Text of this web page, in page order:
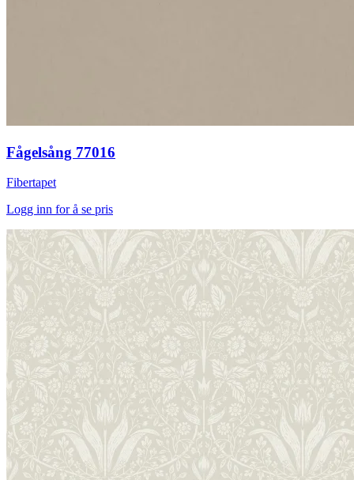
Fågelsång 77016
Fibertapet
Logg inn for å se pris